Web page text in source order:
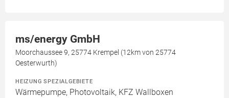
ms/energy GmbH
Moorchaussee 9, 25774 Krempel (12km von 25774
Oesterwurth)
HEIZUNG SPEZIALGEBIETE
Wärmepumpe, Photovoltaik, KFZ Wallboxen